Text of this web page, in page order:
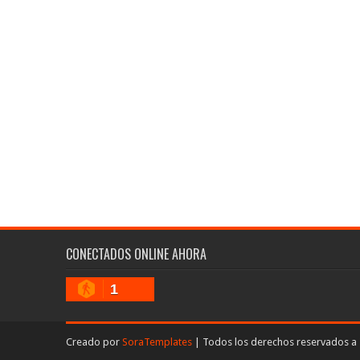
CONECTADOS ONLINE AHORA
1
Creado por SoraTemplates | Todos los derechos reservados a